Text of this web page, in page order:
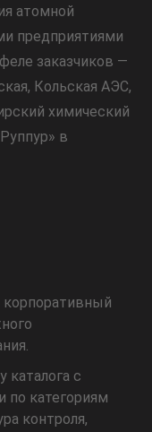
атомной
предприятиями
заказчиков —
Кольская АЭС,
химический
в
каталога с
категориям
контроля,